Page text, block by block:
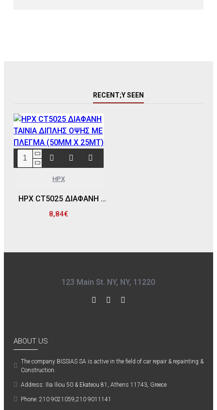
RECENT;Y SEEN
HPX
HPX CT5025 ΔΙΑΦΑΝΗ ΤΑΙΝΙΑ ΔΙΠΛΗΣ ΟΨΗΣ ΜΕ ΠΛΕΓΜΑ (50MM X 25MT)
8,84€
123 Main St. NY, NY, 11220
ABOUT US
The company ΒISSIAS SA is active in the field of car repair & repainting &
Construction.
Address: Ilia Iliou 50 & Ekateou 81, Athens 11743, Greece
Phone: 210 9021059,210 9011141